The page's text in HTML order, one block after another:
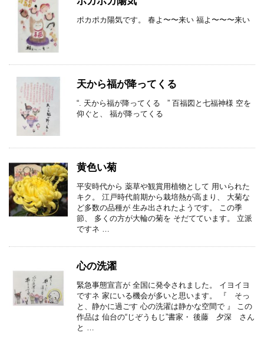
ポカポカ陽気です。 春よ〜〜来い 福よ〜〜〜来い
天から福が降ってくる
“. 天から福が降ってくる ” 百福図と七福神様 空を
仰ぐと、 福が降ってくる
黄色い菊
平安時代から 薬草や観賞用植物として 用いられた
キク。 江戸時代前期から栽培熱が高まり、 大菊な
ど多数の品種が 生み出されたようです。 この季
節、 多くの方が大輪の菊を そだてています。 立派
ですネ …
心の洗濯
緊急事態宣言が 全国に発令されました。 イヨイヨ
ですネ 家にいる機会が多いと思います。 『 そっ
と、静かに過ごす 心の洗濯は静かな空間で 』 この
作品は 仙台の“じぞうもじ”書家・ 後藤 夕深 さん
と …